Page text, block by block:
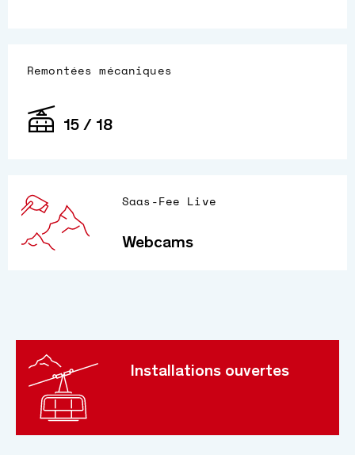
Remontées mécaniques
15 / 18
Saas-Fee Live
Webcams
Installations ouvertes